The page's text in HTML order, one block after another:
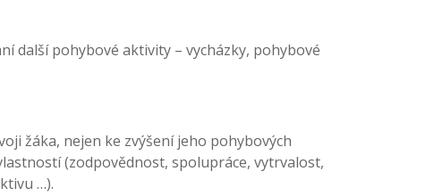
další pohybové aktivity – vycházky, pohybové
žáka, nejen ke zvýšení jeho pohybových
(zodpovědnost, spolupráce, vytrvalost,
…).